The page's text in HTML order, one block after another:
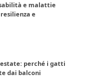
e malattie
e
perché i gatti
dai balconi